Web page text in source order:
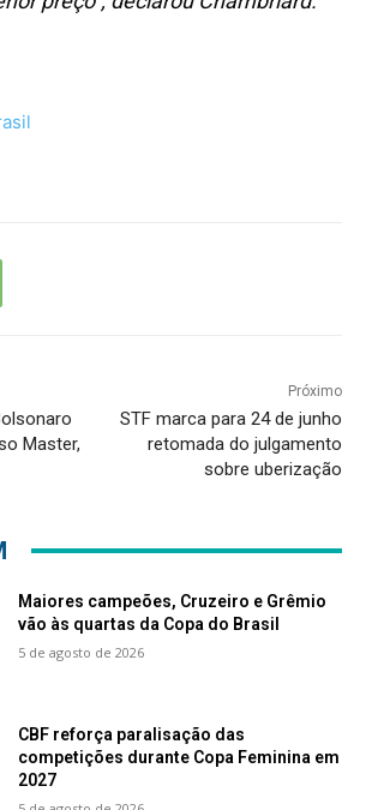
Master,
Próximo
STF marca para 24 de junho
retomada do julgamento
sobre uberização
Maiores campeões, Cruzeiro e Grêmio
vão às quartas da Copa do Brasil
5 de agosto de 2026
CBF reforça paralisação das
competições durante Copa Feminina em
2027